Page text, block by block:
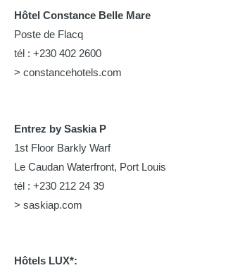
Hôtel Constance Belle Mare
Poste de Flacq
tél : +230 402 2600
> constancehotels.com
Entrez by Saskia P
1st Floor Barkly Warf
Le Caudan Waterfront, Port Louis
tél : +230 212 24 39
> saskiap.com
Hôtels LUX*: